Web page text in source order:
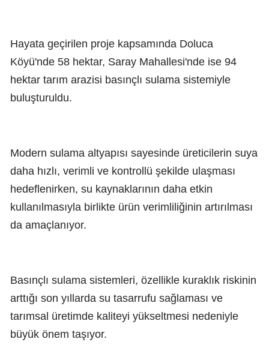
Hayata geçirilen proje kapsamında Doluca
Köyü'nde 58 hektar, Saray Mahallesi'nde ise 94
hektar tarım arazisi basınçlı sulama sistemiyle
buluşturuldu.
Modern sulama altyapısı sayesinde üreticilerin suya
daha hızlı, verimli ve kontrollü şekilde ulaşması
hedeflenirken, su kaynaklarının daha etkin
kullanılmasıyla birlikte ürün verimliliğinin artırılması
da amaçlanıyor.
Basınçlı sulama sistemleri, özellikle kuraklık riskinin
arttığı son yıllarda su tasarrufu sağlaması ve
tarımsal üretimde kaliteyi yükseltmesi nedeniyle
büyük önem taşıyor.